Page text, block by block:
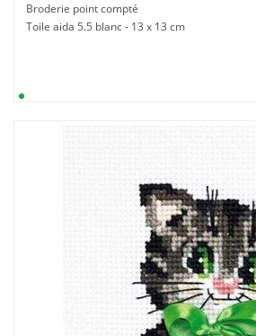
Broderie point compté
Toile aida 5.5 blanc - 13 x 13 cm